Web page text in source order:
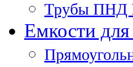
Трубы ПНД
Емкости